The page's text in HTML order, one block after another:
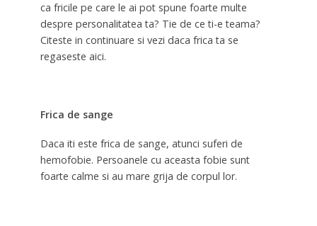
ca fricile pe care le ai pot spune foarte multe
despre personalitatea ta? Tie de ce ti-e teama?
Citeste in continuare si vezi daca frica ta se
regaseste aici.
Frica de sange
Daca iti este frica de sange, atunci suferi de
hemofobie. Persoanele cu aceasta fobie sunt
foarte calme si au mare grija de corpul lor.